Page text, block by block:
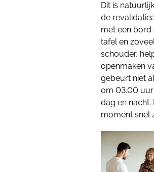
Dit is
de
met een bord
tafel en
schouder,
openmaken
gebeurt niet
om 03.00 uur
dag en nacht.
moment snel